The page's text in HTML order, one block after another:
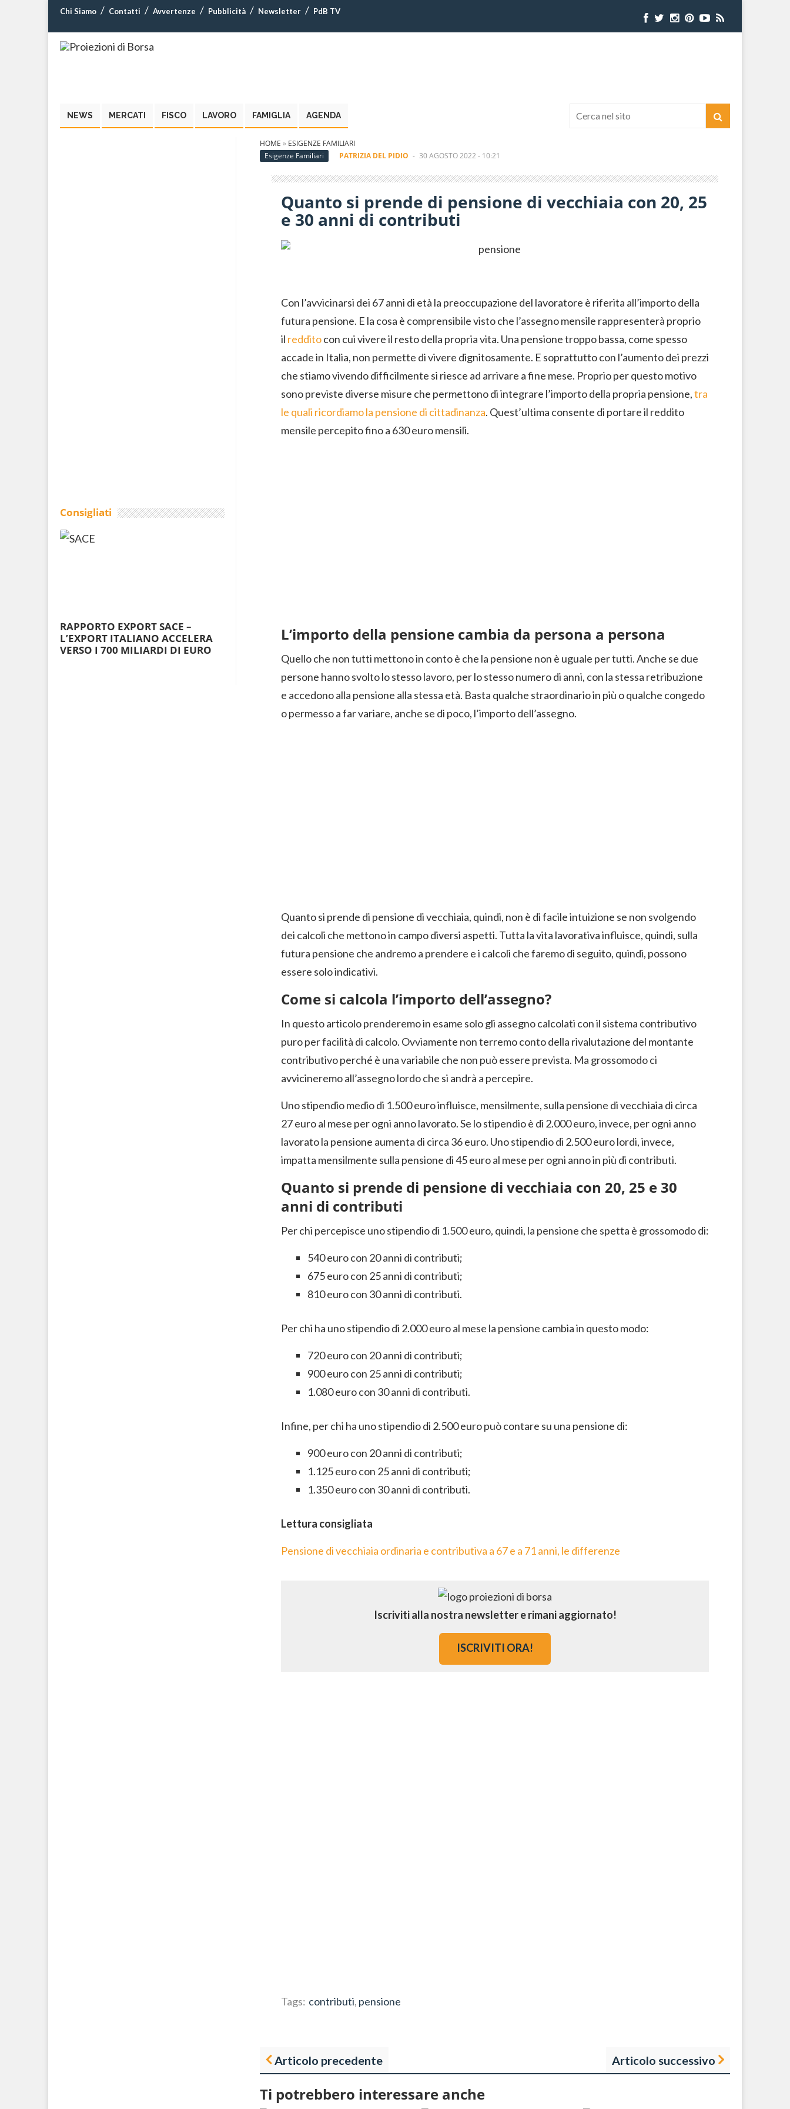
Chi Siamo Contatti Avvertenze Pubblicità Newsletter PdB TV
NEWS MERCATI FISCO LAVORO FAMIGLIA AGENDA
HOME » ESIGENZE FAMILIARI
Esigenze Familiari
PATRIZIA DEL PIDIO - 30 AGOSTO 2022 - 10:21
Quanto si prende di pensione di vecchiaia con 20, 25
e 30 anni di contributi
Con l’avvicinarsi dei 67 anni di età la preoccupazione del lavoratore è riferita all’importo della
futura pensione. E la cosa è comprensibile visto che l’assegno mensile rappresenterà proprio
il redditocon cui vivere il resto della propria vita. Una pensione troppo bassa, come spesso
accade in Italia, non permette di vivere dignitosamente. E soprattutto con l’aumento dei prezzi
che stiamo vivendo difficilmente si riesce ad arrivare a fine mese. Proprio per questo motivo
sono previste diverse misure che permettono di integrare l’importo della propria pensione,tra
le quali ricordiamo la pensione di cittadinanza. Quest’ultima consente di portare il reddito
mensile percepito fino a 630 euro mensili.
L’importo della pensione cambia da persona a persona
Quello che non tutti mettono in conto è che la pensione non è uguale per tutti. Anche se due
persone hanno svolto lo stesso lavoro, per lo stesso numero di anni, con la stessa retribuzione
e accedono alla pensione alla stessa età. Basta qualche straordinario in più o qualche congedo
o permesso a far variare, anche se di poco, l’importo dell’assegno.
Quanto si prende di pensione di vecchiaia, quindi, non è di facile intuizione se non svolgendo
dei calcoli che mettono in campo diversi aspetti. Tutta la vita lavorativa influisce, quindi, sulla
futura pensione che andremo a prendere e i calcoli che faremo di seguito, quindi, possono
essere solo indicativi.
Come si calcola l’importo dell’assegno?
In questo articolo prenderemo in esame solo gli assegno calcolati con il sistema contributivo
puro per facilità di calcolo. Ovviamente non terremo conto della rivalutazione del montante
contributivo perché è una variabile che non può essere prevista. Ma grossomodo ci
avvicineremo all’assegno lordo che si andrà a percepire.
Uno stipendio medio di 1.500 euro influisce, mensilmente, sulla pensione di vecchiaia di circa
27 euro al mese per ogni anno lavorato. Se lo stipendio è di 2.000 euro, invece, per ogni anno
lavorato la pensione aumenta di circa 36 euro. Uno stipendio di 2.500 euro lordi, invece,
impatta mensilmente sulla pensione di 45 euro al mese per ogni anno in più di contributi.
Quanto si prende di pensione di vecchiaia con 20, 25 e 30
anni di contributi
Per chi percepisce uno stipendio di 1.500 euro, quindi, la pensione che spetta è grossomodo di:
540 euro con 20 anni di contributi;
675 euro con 25 anni di contributi;
810 euro con 30 anni di contributi.
Per chi ha uno stipendio di 2.000 euro al mese la pensione cambia in questo modo:
720 euro con 20 anni di contributi;
900 euro con 25 anni di contributi;
1.080 euro con 30 anni di contributi.
Infine, per chi ha uno stipendio di 2.500 euro può contare su una pensione di:
900 euro con 20 anni di contributi;
1.125 euro con 25 anni di contributi;
1.350 euro con 30 anni di contributi.
Lettura consigliata
Pensione di vecchiaia ordinaria e contributiva a 67 e a 71 anni, le differenze
Iscriviti alla nostra newsletter e rimani aggiornato!
ISCRIVITI ORA!
Tags: contributi, pensione
Articolo precedente Articolo successivo
Ti potrebbero interessare anche
Consigliati
RAPPORTO EXPORT SACE –
L’EXPORT ITALIANO ACCELERA
VERSO I 700 MILIARDI DI EURO